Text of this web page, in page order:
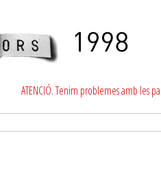
ATENCIÓ. Tenim problemes amb les